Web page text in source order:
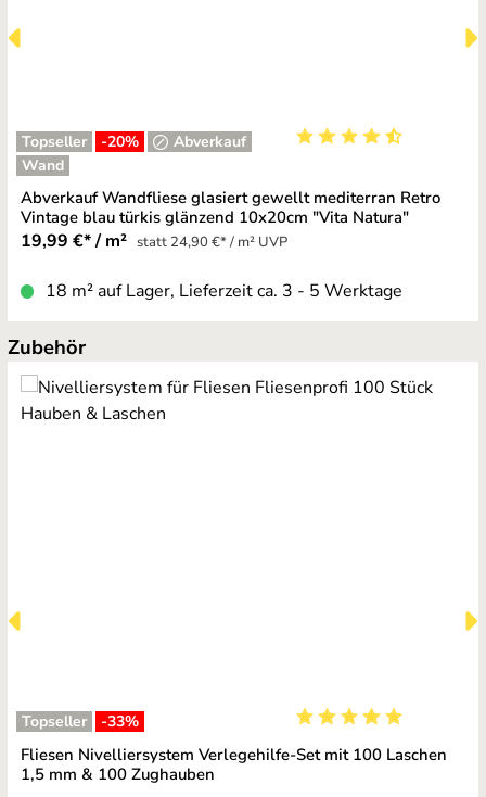
Topseller -20%
Abverkauf
Wand
Abverkauf Wandfliese glasiert gewellt mediterran Retro
Vintage blau türkis glänzend 10x20cm "Vita Natura"
19,99 €* / m² statt 24,90 €* / m² UVP
18 m² auf Lager, Lieferzeit ca. 3 - 5 Werktage
Produktgalerie überspringen
Zubehör
Topseller -33%
Durchschnittliche
Fliesen Nivelliersystem Verlegehilfe-Set mit 100 Laschen
1,5 mm & 100 Zughauben